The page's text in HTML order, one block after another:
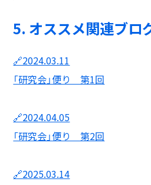
5. オススメ関連ブロ
🔗2024.03.11
「研究会」便り 第1回
🔗2024.04.05
「研究会」便り 第2回
🔗2025.03.14